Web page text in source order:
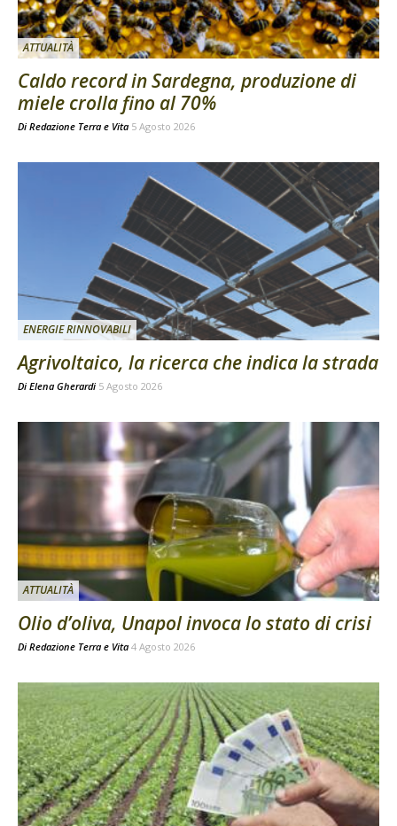
ATTUALITÀ
Caldo record in Sardegna, produzione di
miele crolla fino al 70%
Di Redazione Terra e Vita 5 Agosto 2026
ENERGIE RINNOVABILI
Agrivoltaico, la ricerca che indica la strada
Di Elena Gherardi 5 Agosto 2026
ATTUALITÀ
Olio d’oliva, Unapol invoca lo stato di crisi
Di Redazione Terra e Vita 4 Agosto 2026